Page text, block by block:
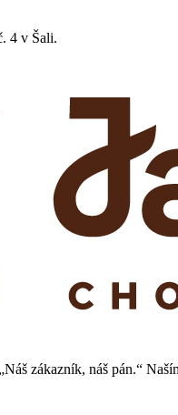
4 v Šali.
zákazník, náš pán.“